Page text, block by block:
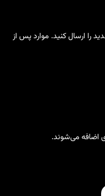
را ارسال کنید. موارد پس از
اضافه می‌شوند.